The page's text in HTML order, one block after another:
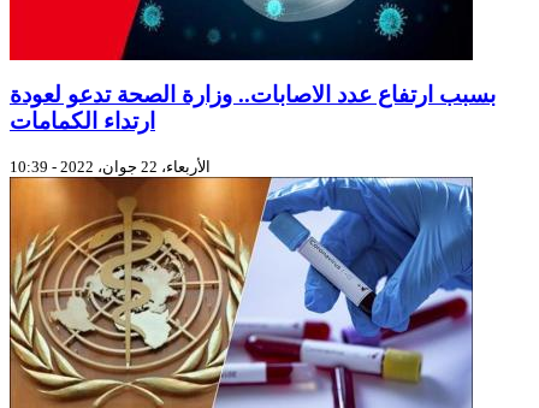
بسبب ارتفاع عدد الاصابات.. وزارة الصحة تدعو لعودة
ارتداء الكمامات
الأربعاء، 22 جوان، 2022 - 10:39